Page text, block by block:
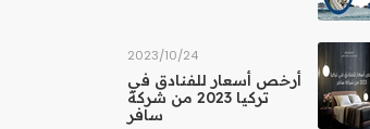
24‏/10‏/2023
أرخص أسعار للفنادق في
تركيا 2023 من شركة
سافر